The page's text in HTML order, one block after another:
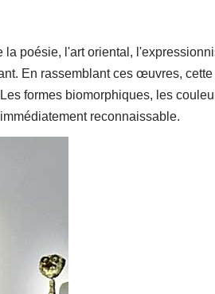
poésie, l'art oriental,
En rassemblant ces œuvres, cette
formes biomorphiques, les
reconnaissable.